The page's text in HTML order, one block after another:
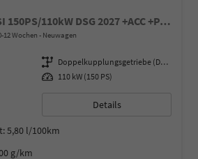
Monte Carlo 1.5 TSI 150PS/110kW DSG 2027 +ACC +PANO +MATRIX +17" ALU
Wochen Neuwagen
Getriebe
Doppelkupplungsgetriebe (DSG)
Leistung 110 kW (150 PS)
Details
5,80 l/100km
g/km